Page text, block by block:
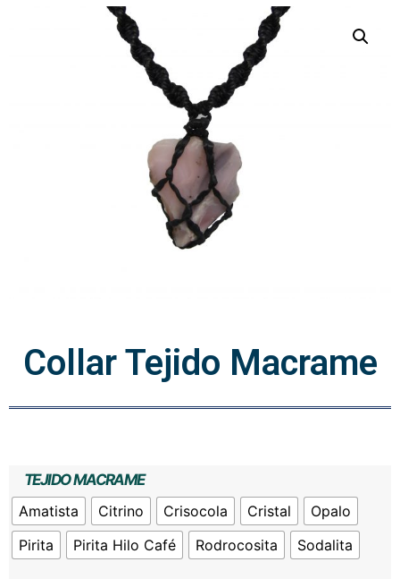
Collar Tejido Macrame
TEJIDO MACRAME
Amatista
Citrino Crisocola Cristal
Opalo
Pirita
Pirita Hilo Café Rodrocosita Sodalita